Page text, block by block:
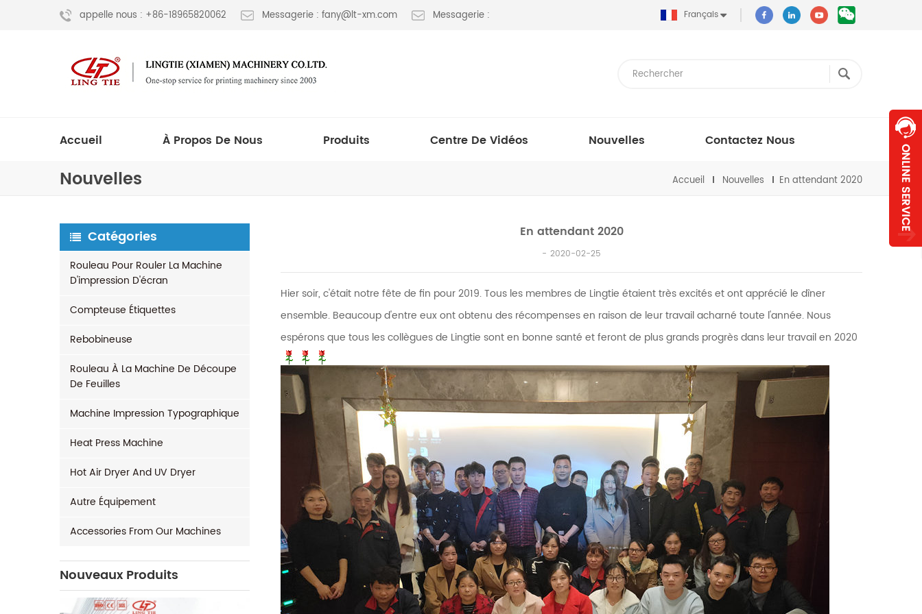
appelle nous : +86-18965820062 Messagerie : fany@lt-xm.com Messagerie : Français
Accueil À Propos De Nous Produits Centre De Vidéos Nouvelles Contactez Nous
Nouvelles Accueil Nouvelles En attendant 2020
Catégories
Rouleau Pour Rouler La Machine
D'impression D'écran
Compteuse Étiquettes
Rebobineuse
Rouleau À La Machine De Découpe
De Feuilles
Machine Impression Typographique
Heat Press Machine
Hot Air Dryer And UV Dryer
Autre Équipement
Accessories From Our Machines
Nouveaux Produits
En attendant 2020
2020-02-25
Hier soir, c'était notre fête de fin pour 2019. Tous les membres de Lingtie étaient très excités et ont apprécié le dîner
ensemble. Beaucoup d'entre eux ont obtenu des récompenses en raison de leur travail acharné toute l'année. Nous
espérons que tous les collègues de Lingtie sont en bonne santé et feront de plus grands progrès dans leur travail en 2020